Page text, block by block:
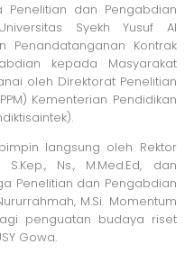
dan Pengabdian
Syekh Yusuf Al
Penandatanganan Kontrak
kepada Masyarakat
oleh Direktorat Penelitian
Kementerian Pendidikan
langsung oleh Rektor
Ns., M.Med.Ed, dan
Penelitian dan Pengabdian
M.Si. Momentum
penguatan budaya riset
Gowa.